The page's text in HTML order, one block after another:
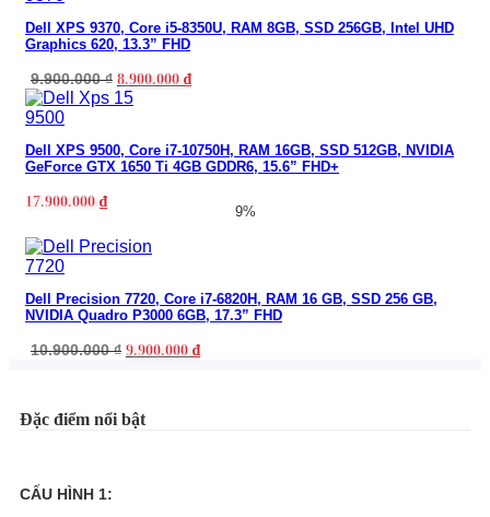
Dell XPS 9370, Core i5-8350U, RAM 8GB, SSD 256GB, Intel UHD
Graphics 620, 13.3” FHD
9.900.000₫ 8.900.000 ₫
Dell XPS 9500, Core i7-10750H, RAM 16GB, SSD 512GB, NVIDIA
GeForce GTX 1650 Ti 4GB GDDR6, 15.6” FHD+
17.900.000 ₫
9%
Dell Precision 7720, Core i7-6820H, RAM 16 GB, SSD 256 GB,
NVIDIA Quadro P3000 6GB, 17.3” FHD
10.900.000₫ 9.900.000 ₫
Đặc điểm nổi bật
CẤU HÌNH 1: